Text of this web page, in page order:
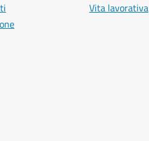
Vita lavorativa